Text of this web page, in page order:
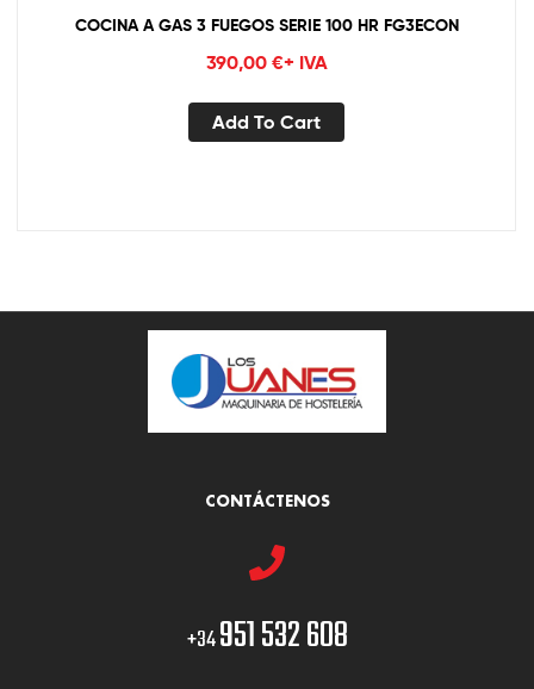
COCINA A GAS 3 FUEGOS SERIE 100 HR FG3ECON
390,00 €+ IVA
Add To Cart
CONTÁCTENOS
+34951 532 608